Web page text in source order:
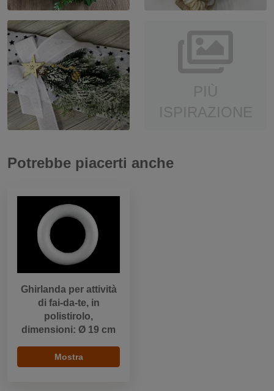
Potrebbe piacerti anche
Ghirlanda per attività
di fai-da-te, in
polistirolo,
dimensioni: Ø 19 cm
Mostra